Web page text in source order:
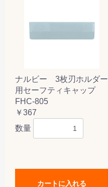
ナルビー 3枚刃ホルダー
用セーフティキャップ
FHC-805
￥367
数量
カートに入れる